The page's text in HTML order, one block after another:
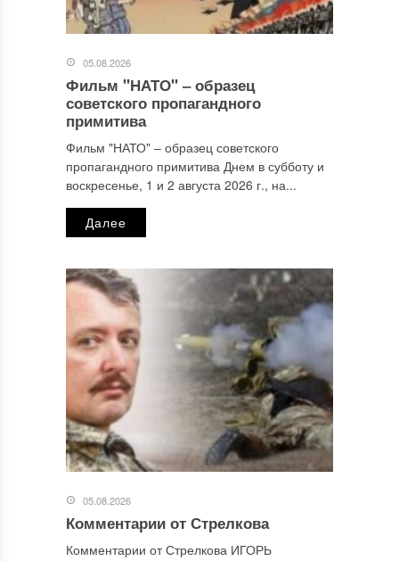
Этот сайт использует Akismet для борьбы со спамом.
Узнайте, как обрабатываются ваши данные комментариев
персональных данных.
05.08.2026
Фильм "НАТО" ‒ образец
советского пропагандного
примитива
Фильм "НАТО" ‒ образец советского
пропагандного примитива Днем в субботу и
воскресенье, 1 и 2 августа 2026 г., на...
Далее
05.08.2026
Комментарии от Стрелкова
Комментарии от Стрелкова ИГОРЬ